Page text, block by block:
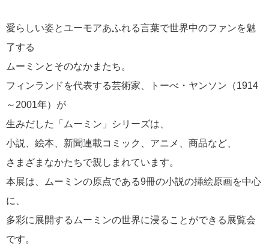
愛らしい姿とユーモアあふれる言葉で世界中のファンを魅
了する
ムーミンとそのなかまたち。
フィンランドを代表する芸術家、トーべ・ヤンソン（1914
～2001年）が
生みだした「ムーミン」シリーズは、
小説、絵本、新聞連載コミック、アニメ、商品など、
さまざまなかたちで親しまれています。
本展は、ムーミンの原点である9冊の小説の挿絵原画を中心
に、
多彩に展開するムーミンの世界に浸ることができる展覧会
です。